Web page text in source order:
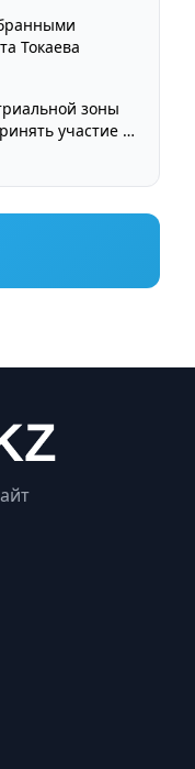
Токаева
зоны
участие в